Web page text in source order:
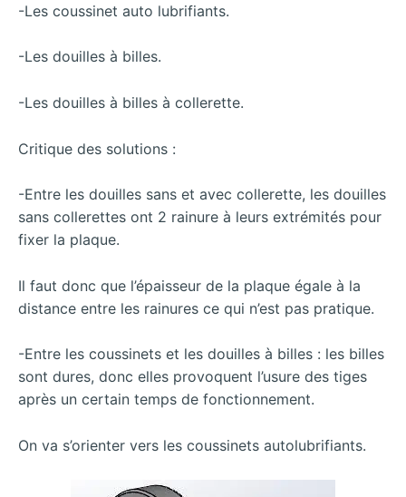
-Les coussinet auto lubrifiants.
-Les douilles à billes.
-Les douilles à billes à collerette.
Critique des solutions :
-Entre les douilles sans et avec collerette, les douilles
sans collerettes ont 2 rainure à leurs extrémités pour
fixer la plaque.
Il faut donc que l’épaisseur de la plaque égale à la
distance entre les rainures ce qui n’est pas pratique.
-Entre les coussinets et les douilles à billes : les billes
sont dures, donc elles provoquent l’usure des tiges
après un certain temps de fonctionnement.
On va s’orienter vers les coussinets autolubrifiants.